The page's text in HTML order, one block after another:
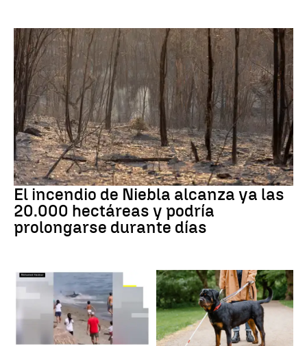
Andalucía
El incendio de Niebla alcanza ya las
20.000 hectáreas y podría
prolongarse durante días
Adiestramiento